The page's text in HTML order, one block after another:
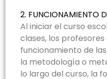
2. FUNCIONAMIENTO
Al iniciar el curso
clases, los
funcionamiento de
la metodología o
lo largo del curso, la